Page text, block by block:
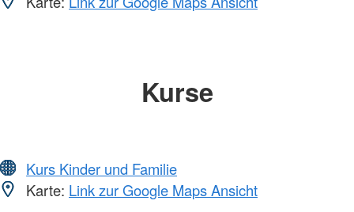
Kurse
Kurs Kinder und Familie
Karte: Link zur Google Maps Ansicht